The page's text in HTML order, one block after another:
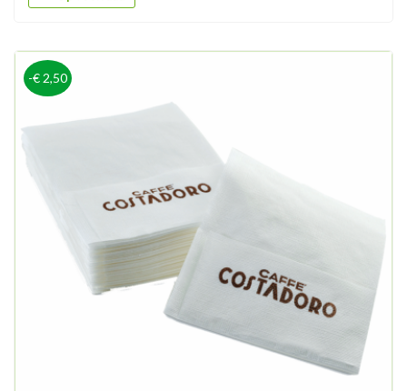
-€ 2,50